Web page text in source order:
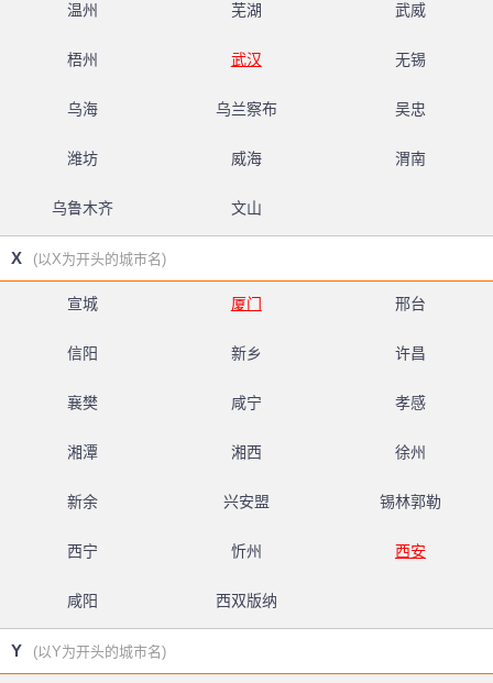
温州 芜湖 武威
梧州 武汉 无锡
乌海 乌兰察布 吴忠
潍坊 威海 渭南
乌鲁木齐 文山
X (以X为开头的城市名)
宣城 厦门 邢台
信阳 新乡 许昌
襄樊 咸宁 孝感
湘潭 湘西 徐州
新余 兴安盟 锡林郭勒
西宁 忻州 西安
咸阳 西双版纳
Y (以Y为开头的城市名)